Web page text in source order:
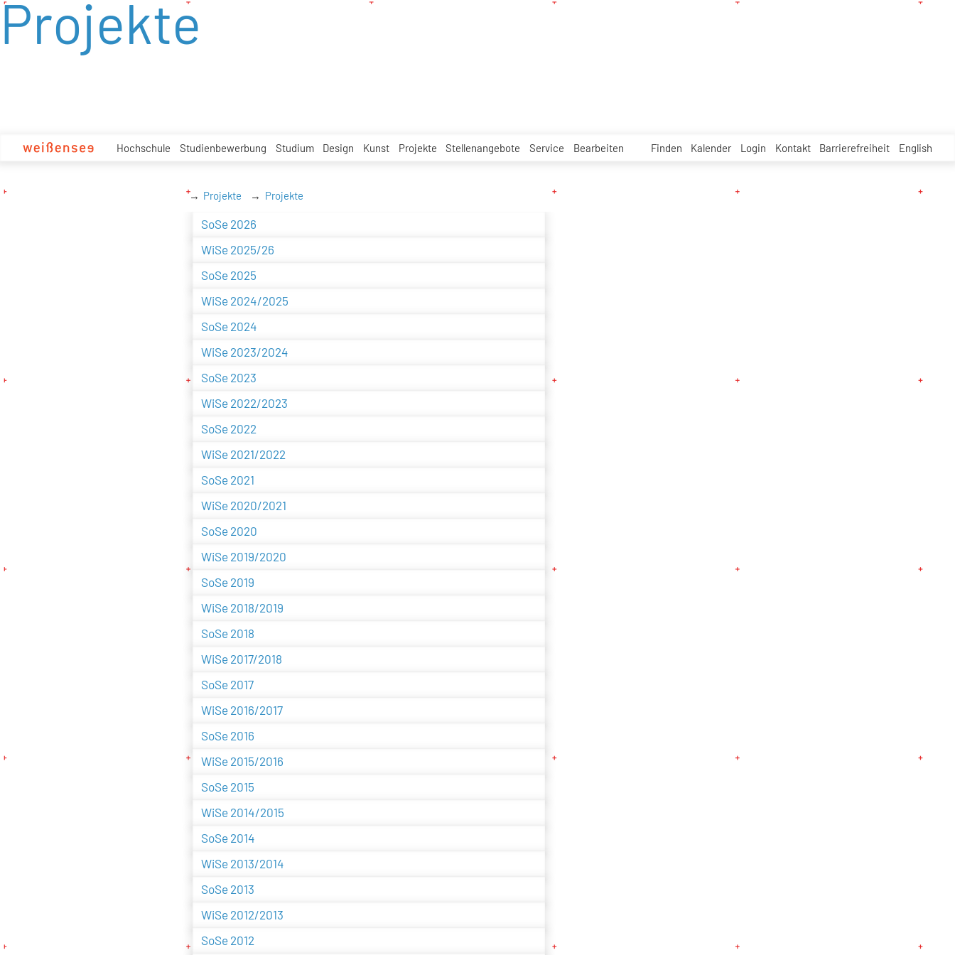
zum
Inhalt
Hochschule Studienbewerbung Studium Design Kunst Projekte Stellenangebote Service Bearbeiten Finden Kalender Login Kontakt Barrierefreiheit English
Projekte
Projekte Projekte
SoSe 2026
WiSe 2025/26
SoSe 2025
WiSe 2024/2025
SoSe 2024
WiSe 2023/2024
SoSe 2023
WiSe 2022/2023
SoSe 2022
WiSe 2021/2022
SoSe 2021
WiSe 2020/2021
SoSe 2020
WiSe 2019/2020
SoSe 2019
WiSe 2018/2019
SoSe 2018
WiSe 2017/2018
SoSe 2017
WiSe 2016/2017
SoSe 2016
WiSe 2015/2016
SoSe 2015
WiSe 2014/2015
SoSe 2014
WiSe 2013/2014
SoSe 2013
WiSe 2012/2013
SoSe 2012